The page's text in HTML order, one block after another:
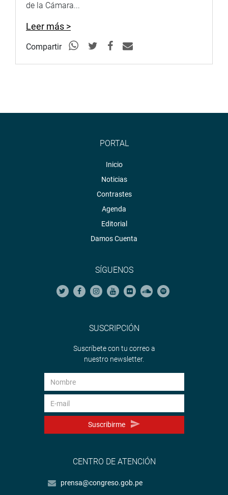
de la Cámara...
Leer más >
Compartir
PORTAL
Inicio
Noticias
Contrastes
Agenda
Editorial
Damos Cuenta
SÍGUENOS
SUSCRIPCIÓN
Suscríbete con tu correo a
nuestro newsletter.
Suscribirme
CENTRO DE ATENCIÓN
prensa@congreso.gob.pe